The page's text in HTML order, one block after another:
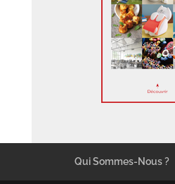
Qui Sommes-Nous ?